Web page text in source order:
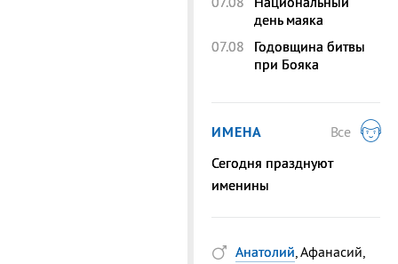
день маяка
07.08
Годовщина битвы
при Бояка
ИМЕНА
Все
Сегодня празднуют
именины
Анатолий, Афанасий,